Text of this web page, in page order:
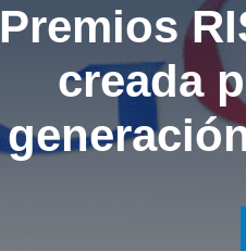
Premios
creada